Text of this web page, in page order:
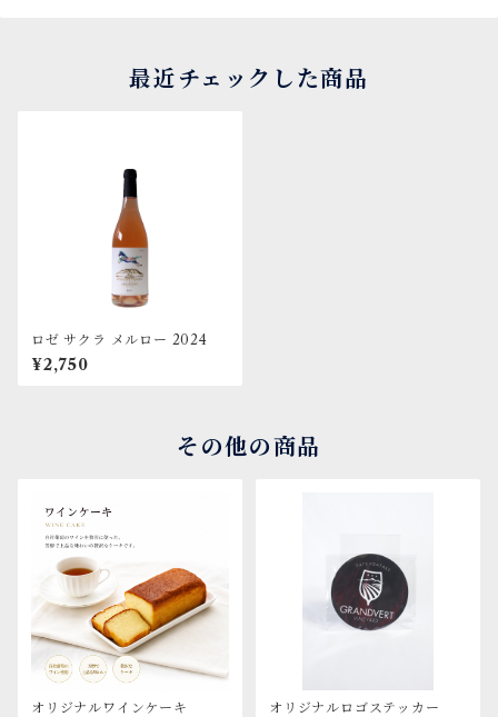
最近チェックした商品
ロゼ サクラ メルロー 2024
¥2,750
その他の商品
オリジナルワインケーキ オリジナルロゴステッカー